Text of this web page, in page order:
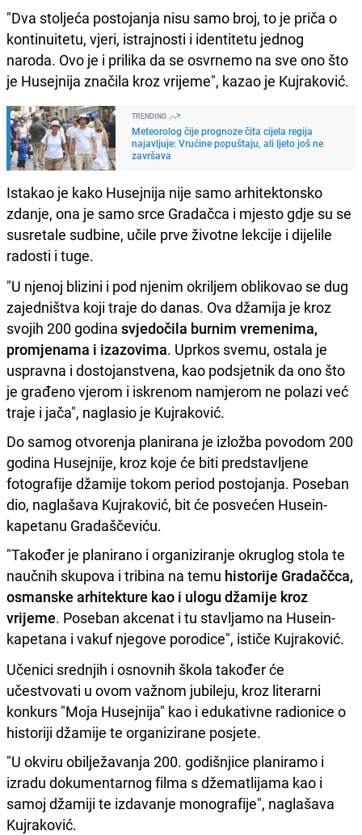
"Dva stoljeća postojanja nisu samo broj, to je priča o
kontinuitetu, vjeri, istrajnosti i identitetu jednog
naroda. Ovo je i prilika da se osvrnemo na sve ono što
je Husejnija značila kroz vrijeme", kazao je Kujraković.
TRENDING
Meteorolog čije prognoze čita cijela regija
najavljuje: Vrućine popuštaju, ali ljeto još ne
završava
Istakao je kako Husejnija nije samo arhitektonsko
zdanje, ona je samo srce Gradačca i mjesto gdje su se
susretale sudbine, učile prve životne lekcije i dijelile
radosti i tuge.
"U njenoj blizini i pod njenim okriljem oblikovao se dug
zajedništva koji traje do danas. Ova džamija je kroz
svojih 200 godina svjedočila burnim vremenima,
promjenama i izazovima. Uprkos svemu, ostala je
uspravna i dostojanstvena, kao podsjetnik da ono što
je građeno vjerom i iskrenom namjerom ne polazi već
traje i jača", naglasio je Kujraković.
Do samog otvorenja planirana je izložba povodom 200
godina Husejnije, kroz koje će biti predstavljene
fotografije džamije tokom period postojanja. Poseban
dio, naglašava Kujraković, bit će posvećen Husein-
kapetanu Gradaščeviću.
"Također je planirano i organiziranje okruglog stola te
naučnih skupova i tribina na temu historije Gradaččca,
osmanske arhitekture kao i ulogu džamije kroz
vrijeme. Poseban akcenat i tu stavljamo na Husein-
kapetana i vakuf njegove porodice", ističe Kujraković.
Učenici srednjih i osnovnih škola također će
učestvovati u ovom važnom jubileju, kroz literarni
konkurs "Moja Husejnija" kao i edukativne radionice o
historiji džamije te organizirane posjete.
"U okviru obilježavanja 200. godišnjice planiramo i
izradu dokumentarnog filma s džematlijama kao i
samoj džamiji te izdavanje monografije", naglašava
Kujraković.